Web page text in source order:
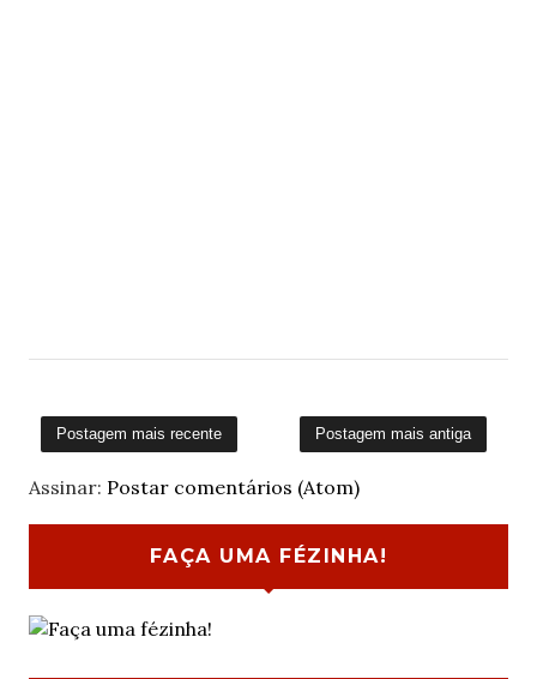
Postagem mais recente Postagem mais antiga
Assinar: Postar comentários (Atom)
FAÇA UMA FÉZINHA!